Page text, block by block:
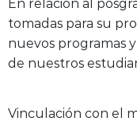
En relación al
tomadas para su
nuevos programas
de nuestros
Vinculación con el